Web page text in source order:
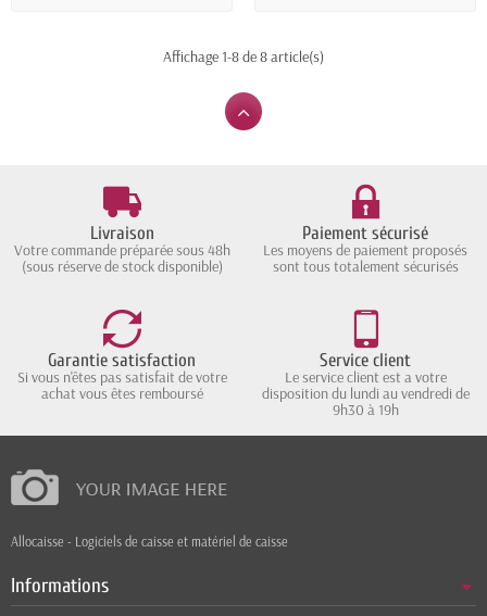
Affichage 1-8 de 8 article(s)
Livraison
Votre commande préparée sous 48h
(sous réserve de stock disponible)
Paiement sécurisé
Les moyens de paiement proposés
sont tous totalement sécurisés
Garantie satisfaction
Si vous n'êtes pas satisfait de votre
achat vous êtes remboursé
Service client
Le service client est a votre
disposition du lundi au vendredi de
9h30 à 19h
Allocaisse - Logiciels de caisse et matériel de caisse
Informations